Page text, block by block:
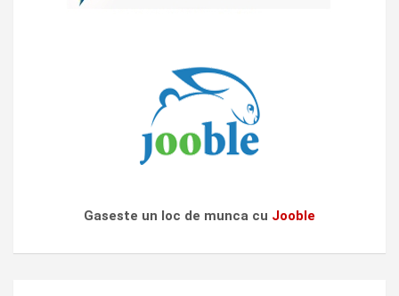
Gaseste un loc de munca cu Jooble